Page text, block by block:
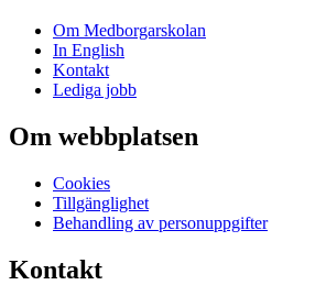
Om Medborgarskolan
In English
Kontakt
Lediga jobb
Om webbplatsen
Cookies
Tillgänglighet
Behandling av personuppgifter
Kontakt